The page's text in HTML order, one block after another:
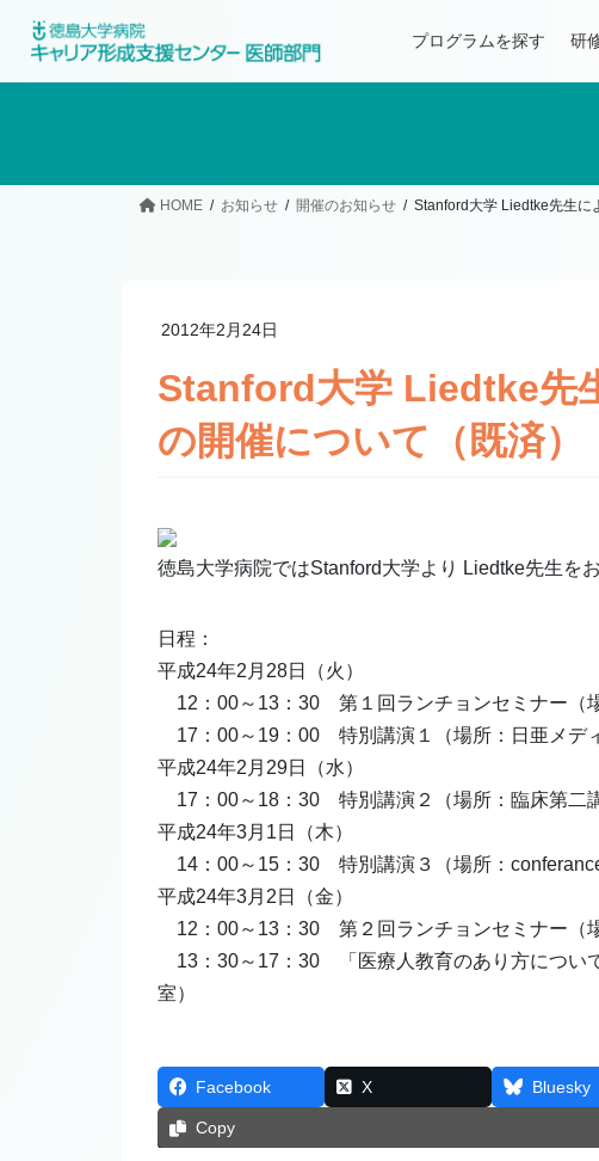
プログラムを探す 研
HOME お知らせ 開催のお知らせ Stanford大学 Liedtke先生に
2012年2月24日
Stanford大学 Liedtke先
の開催について（既済）
徳島大学病院ではStanford大学より Liedtke先生を
日程：
平成24年2月28日（火）
12：00～13：30 第１回ランチョンセミナー（
17：00～19：00 特別講演１（場所：日亜メデ
平成24年2月29日（水）
17：00～18：30 特別講演２（場所：臨床第二講
平成24年3月1日（木）
14：00～15：30 特別講演３（場所：
平成24年3月2日（金）
12：00～13：30 第２回ランチョンセミナー（
13：30～17：30 「医療人教育のあり方につい
室）
Facebook X Bluesky
Copy